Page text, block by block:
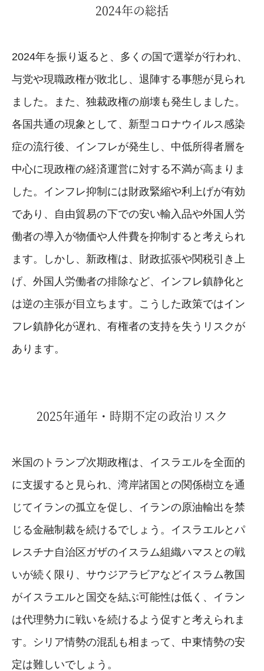
2024年の総括
2024年を振り返ると、多くの国で選挙が行われ、
与党や現職政権が敗北し、退陣する事態が見られ
ました。また、独裁政権の崩壊も発生しました。
各国共通の現象として、新型コロナウイルス感染
症の流行後、インフレが発生し、中低所得者層を
中心に現政権の経済運営に対する不満が高まりま
した。インフレ抑制には財政緊縮や利上げが有効
であり、自由貿易の下での安い輸入品や外国人労
働者の導入が物価や人件費を抑制すると考えられ
ます。しかし、新政権は、財政拡張や関税引き上
げ、外国人労働者の排除など、インフレ鎮静化と
は逆の主張が目立ちます。こうした政策ではイン
フレ鎮静化が遅れ、有権者の支持を失うリスクが
あります。
2025年通年・時期不定の政治リスク
米国のトランプ次期政権は、イスラエルを全面的
に支援すると見られ、湾岸諸国との関係樹立を通
じてイランの孤立を促し、イランの原油輸出を禁
じる金融制裁を続けるでしょう。イスラエルとパ
レスチナ自治区ガザのイスラム組織ハマスとの戦
いが続く限り、サウジアラビアなどイスラム教国
がイスラエルと国交を結ぶ可能性は低く、イラン
は代理勢力に戦いを続けるよう促すと考えられま
す。シリア情勢の混乱も相まって、中東情勢の安
定は難しいでしょう。